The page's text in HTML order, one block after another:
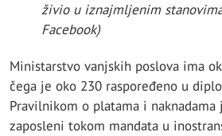
živio u iznajmljenim
Facebook)
Ministarstvo vanjskih poslova ima
čega je oko 230 raspoređeno u
Pravilnikom o platama i naknadama
zaposleni tokom mandata u